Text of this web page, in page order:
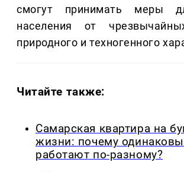
смогут принимать меры
населения от
природного и техногенного
Читайте также:
Самарская квартира на
жизни: почему
работают по-разному?